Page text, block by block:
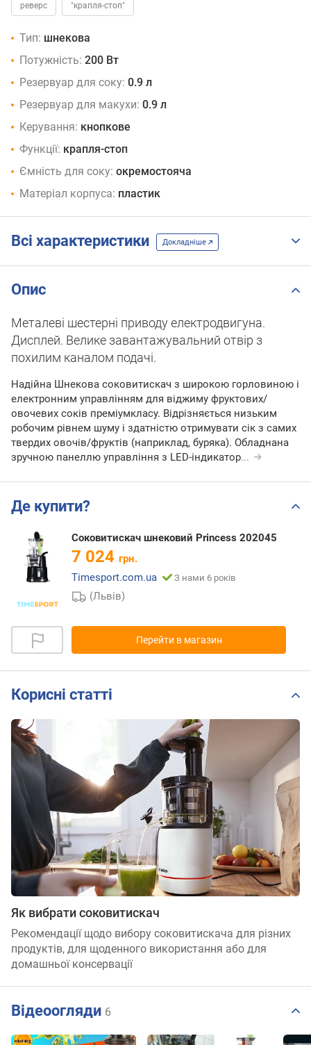
реверс "крапля-стоп"
Тип: шнекова
Потужність: 200 Вт
Резервуар для соку: 0.9 л
Резервуар для макухи: 0.9 л
Керування: кнопкове
Функції: крапля-стоп
Ємність для соку: окремостояча
Матеріал корпуса: пластик
Всі характеристики Докладніше
Опис
Металеві шестерні приводу електродвигуна.
Дисплей. Велике завантажувальний отвір з
похилим каналом подачі.
Надійна Шнекова соковитискач з широкою горловиною і
електронним управлінням для віджиму фруктових/
овочевих соків преміумкласу. Відрізняється низьким
робочим рівнем шуму і здатністю отримувати сік з самих
твердих овочів/фруктів (наприклад, буряка). Обладнана
зручною панеллю управління з LED-індикатор...
Де купити?
Соковитискач шнековий Princess 202045
7 024 грн.
Timesport.com.ua
З нами 6 років
(Львів)
Перейти в магазин
Корисні статті
Як вибрати соковитискач
Рекомендації щодо вибору соковитискача для різних
продуктів, для щоденного використання або для
домашньої консервації
Відеоогляди 6